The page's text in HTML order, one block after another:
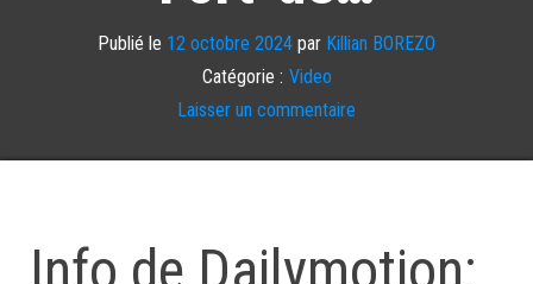
Publié le 12 octobre 2024 par Killian BOREZO
Catégorie : Video
Laisser un commentaire
Info de Dailymotion: